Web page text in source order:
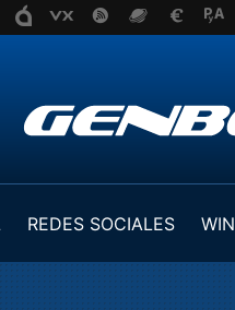
REDES SOCIALES